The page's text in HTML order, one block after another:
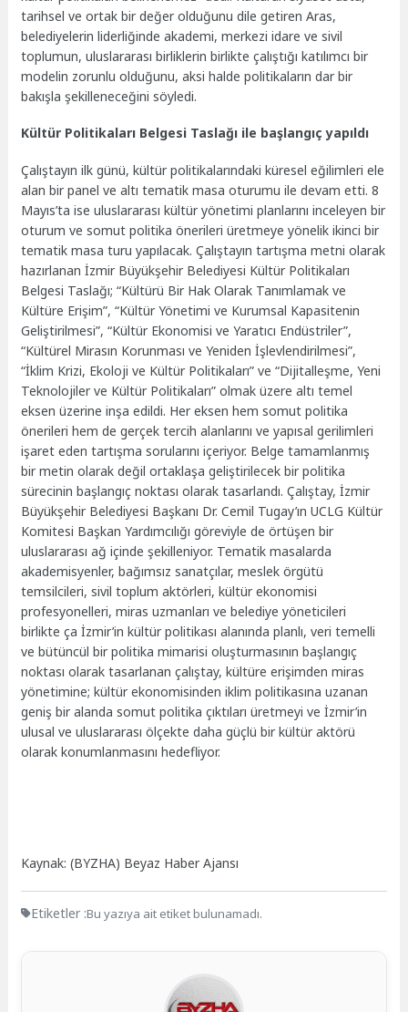
tarihsel ve ortak bir değer olduğunu dile getiren Aras,
belediyelerin liderliğinde akademi, merkezi idare ve sivil
toplumun, uluslararası birliklerin birlikte çalıştığı katılımcı bir
modelin zorunlu olduğunu, aksi halde politikaların dar bir
bakışla şekilleneceğini söyledi.
Kültür Politikaları Belgesi Taslağı ile başlangıç yapıldı
Çalıştayın ilk günü, kültür politikalarındaki küresel eğilimleri ele
alan bir panel ve altı tematik masa oturumu ile devam etti. 8
Mayıs’ta ise uluslararası kültür yönetimi planlarını inceleyen bir
oturum ve somut politika önerileri üretmeye yönelik ikinci bir
tematik masa turu yapılacak. Çalıştayın tartışma metni olarak
hazırlanan İzmir Büyükşehir Belediyesi Kültür Politikaları
Belgesi Taslağı; “Kültürü Bir Hak Olarak Tanımlamak ve
Kültüre Erişim”, “Kültür Yönetimi ve Kurumsal Kapasitenin
Geliştirilmesi”, “Kültür Ekonomisi ve Yaratıcı Endüstriler”,
“Kültürel Mirasın Korunması ve Yeniden İşlevlendirilmesi”,
“İklim Krizi, Ekoloji ve Kültür Politikaları” ve “Dijitalleşme, Yeni
Teknolojiler ve Kültür Politikaları” olmak üzere altı temel
eksen üzerine inşa edildi. Her eksen hem somut politika
önerileri hem de gerçek tercih alanlarını ve yapısal gerilimleri
işaret eden tartışma sorularını içeriyor. Belge tamamlanmış
bir metin olarak değil ortaklaşa geliştirilecek bir politika
sürecinin başlangıç noktası olarak tasarlandı. Çalıştay, İzmir
Büyükşehir Belediyesi Başkanı Dr. Cemil Tugay’ın UCLG Kültür
Komitesi Başkan Yardımcılığı göreviyle de örtüşen bir
uluslararası ağ içinde şekilleniyor. Tematik masalarda
akademisyenler, bağımsız sanatçılar, meslek örgütü
temsilcileri, sivil toplum aktörleri, kültür ekonomisi
profesyonelleri, miras uzmanları ve belediye yöneticileri
birlikte ça İzmir’in kültür politikası alanında planlı, veri temelli
ve bütüncül bir politika mimarisi oluşturmasının başlangıç
noktası olarak tasarlanan çalıştay, kültüre erişimden miras
yönetimine; kültür ekonomisinden iklim politikasına uzanan
geniş bir alanda somut politika çıktıları üretmeyi ve İzmir’in
ulusal ve uluslararası ölçekte daha güçlü bir kültür aktörü
olarak konumlanmasını hedefliyor.
Kaynak: (BYZHA) Beyaz Haber Ajansı
Etiketler :Bu yazıya ait etiket bulunamadı.